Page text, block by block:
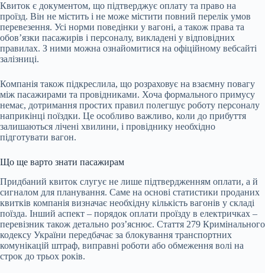
Квиток є документом, що підтверджує оплату та право на
проїзд. Він не містить і не може містити повний перелік умов
перевезення. Усі норми поведінки у вагоні, а також права та
обов’язки пасажирів і персоналу, викладені у відповідних
правилах. З ними можна ознайомитися на офіційному вебсайті
залізниці.
Компанія також підкреслила, що розраховує на взаємну повагу
між пасажирами та провідниками. Хоча формального примусу
немає, дотримання простих правил полегшує роботу персоналу
наприкінці поїздки. Це особливо важливо, коли до прибуття
залишаються лічені хвилини, і провіднику необхідно
підготувати вагон.
Що ще варто знати пасажирам
Придбаний квиток слугує не лише підтвердженням оплати, а й
сигналом для планування. Саме на основі статистики проданих
квитків компанія визначає необхідну кількість вагонів у складі
поїзда. Інший аспект – порядок оплати проїзду в електричках –
перевізник також детально роз’яснює. Стаття 279 Кримінального
кодексу України передбачає за блокування транспортних
комунікацій штраф, виправні роботи або обмеження волі на
строк до трьох років.